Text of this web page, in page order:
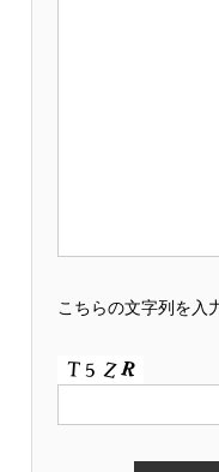
こちらの文字列を入